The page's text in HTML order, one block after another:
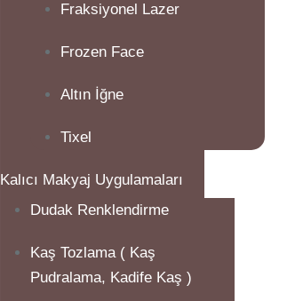
Fraksiyonel Lazer
Frozen Face
Altın İğne
Tixel
Kalıcı Makyaj Uygulamaları
Dudak Renklendirme
Kaş Tozlama ( Kaş
Pudralama, Kadife Kaş )